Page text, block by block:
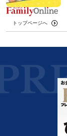
トップページへ